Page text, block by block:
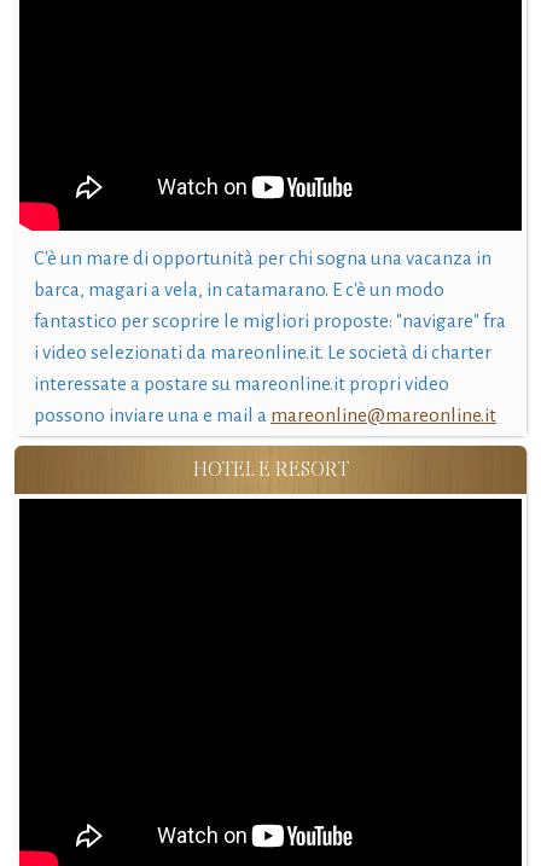
C'è un mare di opportunità per chi sogna una vacanza in
barca, magari a vela, in catamarano. E c'è un modo
fantastico per scoprire le migliori proposte: "navigare" fra
i video selezionati da mareonline.it. Le società di charter
interessate a postare su mareonline.it propri video
possono inviare una e mail a mareonline@mareonline.it
HOTEL E RESORT